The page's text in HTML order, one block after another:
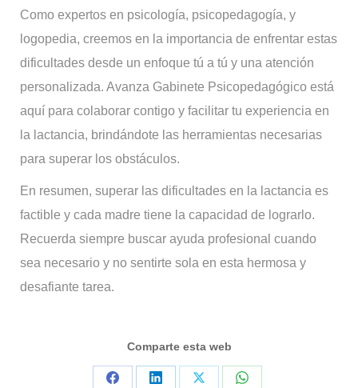
Como expertos en psicología, psicopedagogía, y
logopedia, creemos en la importancia de enfrentar estas
dificultades desde un enfoque tú a tú y una atención
personalizada. Avanza Gabinete Psicopedagógico está
aquí para colaborar contigo y facilitar tu experiencia en
la lactancia, brindándote las herramientas necesarias
para superar los obstáculos.
En resumen, superar las dificultades en la lactancia es
factible y cada madre tiene la capacidad de lograrlo.
Recuerda siempre buscar ayuda profesional cuando
sea necesario y no sentirte sola en esta hermosa y
desafiante tarea.
Comparte esta web